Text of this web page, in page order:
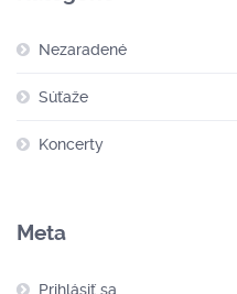
Nezaradené
Súťaže
Koncerty
Meta
Prihlásiť sa